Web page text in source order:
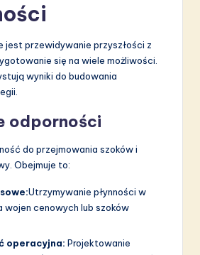
jest przewidywanie przyszłości z
się na wiele możliwości.
wyniki do budowania
odporności
do przejmowania szoków i
Obejmuje to:
Utrzymywanie płynności w
wojen cenowych lub szoków
operacyjna: Projektowanie